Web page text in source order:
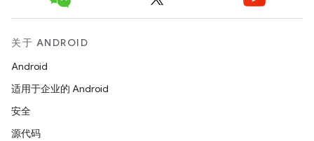
关于 ANDROID
Android
适用于企业的 Android
安全
源代码